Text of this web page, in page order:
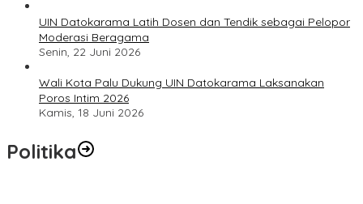
UIN Datokarama Latih Dosen dan Tendik sebagai Pelopor
Moderasi Beragama
Senin, 22 Juni 2026
Wali Kota Palu Dukung UIN Datokarama Laksanakan
Poros Intim 2026
Kamis, 18 Juni 2026
Politika